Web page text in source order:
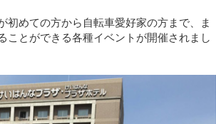
めての方から自転車愛好家の方まで、ま
ことができる各種イベントが開催されまし